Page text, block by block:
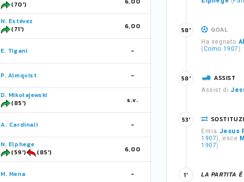
(70')
N. Estévez
(71')
6,00
E. Tigani -
P. Almqvist -
D. Mikołajewski
(85')
s.v.
A. Cardinali -
N. Elphege
(59')
(85') 6,00
M. Mena -
GOAL
Ha segnato
(Como 1907)
58'
ASSIST
Assist di
58'
Entra Jesus
1907), esce
1907)
53'
LA PARTITA
1'